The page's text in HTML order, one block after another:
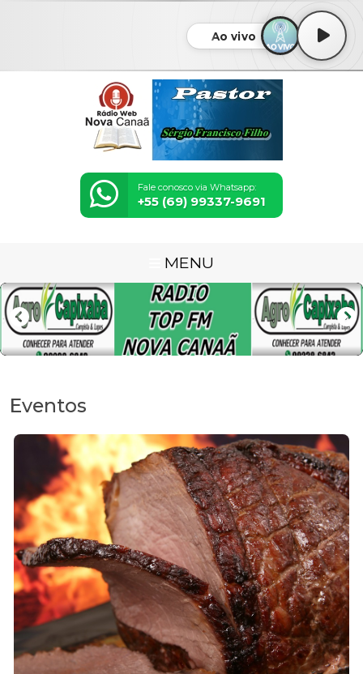
Ao vivo
Fale conosco via Whatsapp:
+55 (69) 99337-9691
MENU
Eventos